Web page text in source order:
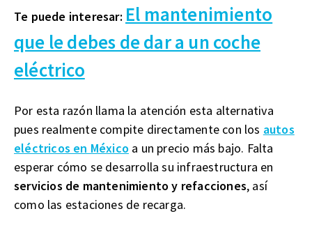
Te puede interesar: El mantenimiento
que le debes de dar a un coche
eléctrico
Por esta razón llama la atención esta alternativa
pues realmente compite directamente con los autos
eléctricos en México a un precio más bajo. Falta
esperar cómo se desarrolla su infraestructura en
servicios de mantenimiento y refacciones, así
como las estaciones de recarga.